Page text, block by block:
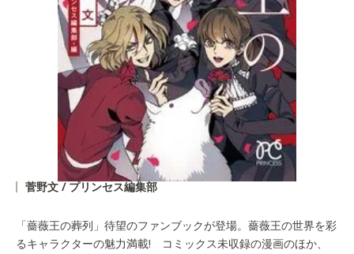
菅野文 / プリンセス編集部
「薔薇王の葬列」待望のファンブックが登場。薔薇王の世界を彩
るキャラクターの魅力満載! コミックス未収録の漫画のほか、